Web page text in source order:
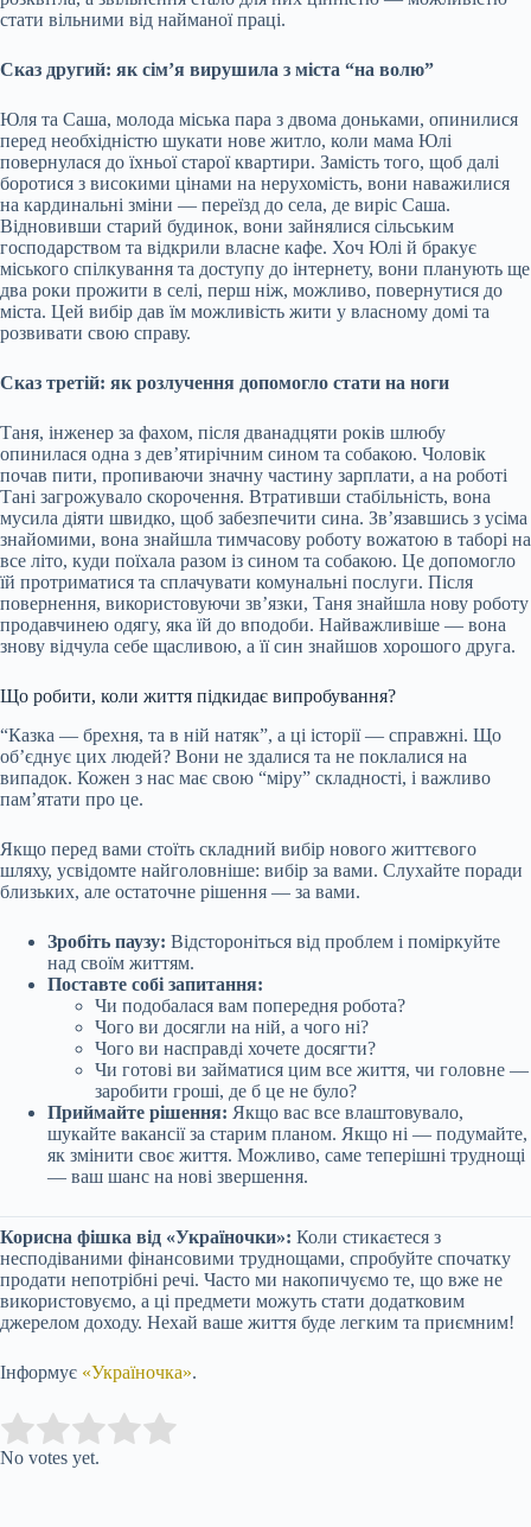
стати вільними від найманої праці.
Сказ другий: як сім’я вирушила з міста “на волю”
Юля та Саша, молода міська пара з двома доньками, опинилися
перед необхідністю шукати нове житло, коли мама Юлі
повернулася до їхньої старої квартири. Замість того, щоб далі
боротися з високими цінами на нерухомість, вони наважилися
на кардинальні зміни — переїзд до села, де виріс Саша.
Відновивши старий будинок, вони зайнялися сільським
господарством та відкрили власне кафе. Хоч Юлі й бракує
міського спілкування та доступу до інтернету, вони планують ще
два роки прожити в селі, перш ніж, можливо, повернутися до
міста. Цей вибір дав їм можливість жити у власному домі та
розвивати свою справу.
Сказ третій: як розлучення допомогло стати на ноги
Таня, інженер за фахом, після дванадцяти років шлюбу
опинилася одна з дев’ятирічним сином та собакою. Чоловік
почав пити, пропиваючи значну частину зарплати, а на роботі
Тані загрожувало скорочення. Втративши стабільність, вона
мусила діяти швидко, щоб забезпечити сина. Зв’язавшись з усіма
знайомими, вона знайшла тимчасову роботу вожатою в таборі на
все літо, куди поїхала разом із сином та собакою. Це допомогло
їй протриматися та сплачувати комунальні послуги. Після
повернення, використовуючи зв’язки, Таня знайшла нову роботу
продавчинею одягу, яка їй до вподоби. Найважливіше — вона
знову відчула себе щасливою, а її син знайшов хорошого друга.
Що робити, коли життя підкидає випробування?
“Казка — брехня, та в ній натяк”, а ці історії — справжні. Що
об’єднує цих людей? Вони не здалися та не поклалися на
випадок. Кожен з нас має свою “міру” складності, і важливо
пам’ятати про це.
Якщо перед вами стоїть складний вибір нового життєвого
шляху, усвідомте найголовніше: вибір за вами. Слухайте поради
близьких, але остаточне рішення — за вами.
Зробіть паузу: Відстороніться від проблем і поміркуйте
над своїм життям.
Поставте собі запитання:
Чи подобалася вам попередня робота?
Чого ви досягли на ній, а чого ні?
Чого ви насправді хочете досягти?
Чи готові ви займатися цим все життя, чи головне —
заробити гроші, де б це не було?
Приймайте рішення: Якщо вас все влаштовувало,
шукайте вакансії за старим планом. Якщо ні — подумайте,
як змінити своє життя. Можливо, саме теперішні труднощі
— ваш шанс на нові звершення.
Корисна фішка від «Україночки»: Коли стикаєтеся з
несподіваними фінансовими труднощами, спробуйте спочатку
продати непотрібні речі. Часто ми накопичуємо те, що вже не
використовуємо, а ці предмети можуть стати додатковим
джерелом доходу. Нехай ваше життя буде легким та приємним!
Інформує «Україночка».
Rate this item:
No votes yet.